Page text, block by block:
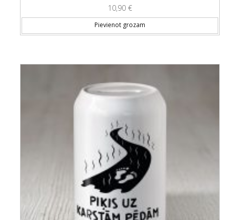
10,90 €
Pievienot grozam